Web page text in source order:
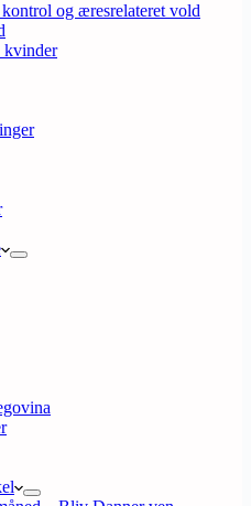
og æresrelateret vold
kvinder